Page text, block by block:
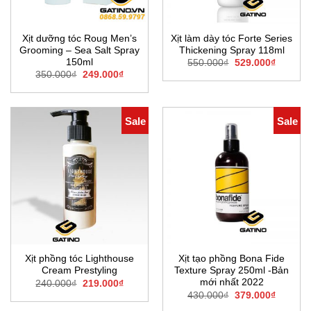
Xịt dưỡng tóc Roug Men’s
Grooming – Sea Salt Spray
150ml
350.000₫ Giá
là:
249.000₫Giá
tại
249.000₫.
Xịt làm dày tóc Forte Series
Thickening Spray 118ml
550.000₫ Giá
là:
529.000₫Giá
tại
Sale
Xịt phồng tóc Lighthouse
Cream Prestyling
240.000₫ Giá
là:
219.000₫Giá
tại
Sale
Xịt tạo phồng Bona Fide
Texture Spray 250ml -Bản
mới nhất 2022
430.000₫ Giá
379.000₫Giá